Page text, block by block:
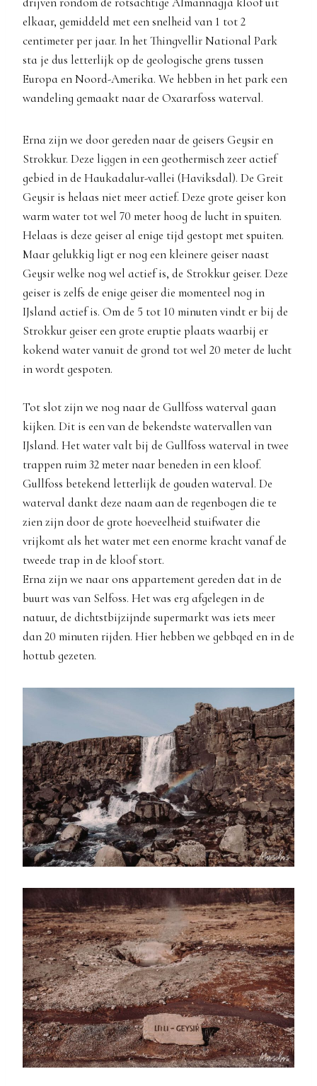
elkaar, gemiddeld met een snelheid van 1 tot 2
centimeter per jaar. In het Thingvellir National Park
sta je dus letterlijk op de geologische grens tussen
Europa en Noord-Amerika. We hebben in het park een
wandeling gemaakt naar de Oxararfoss waterval.
Erna zijn we door gereden naar de geisers Geysir en
Strokkur. Deze liggen in een geothermisch zeer actief
gebied in de Haukadalur-vallei (Haviksdal). De Greit
Geysir is helaas niet meer actief. Deze grote geiser kon
warm water tot wel 70 meter hoog de lucht in spuiten.
Helaas is deze geiser al enige tijd gestopt met spuiten.
Maar gelukkig ligt er nog een kleinere geiser naast
Geysir welke nog wel actief is, de Strokkur geiser. Deze
geiser is zelfs de enige geiser die momenteel nog in
IJsland actief is. Om de 5 tot 10 minuten vindt er bij de
Strokkur geiser een grote eruptie plaats waarbij er
kokend water vanuit de grond tot wel 20 meter de lucht
in wordt gespoten.
Tot slot zijn we nog naar de Gullfoss waterval gaan
kijken. Dit is een van de bekendste watervallen van
IJsland. Het water valt bij de Gullfoss waterval in twee
trappen ruim 32 meter naar beneden in een kloof.
Gullfoss betekend letterlijk de gouden waterval. De
waterval dankt deze naam aan de regenbogen die te
zien zijn door de grote hoeveelheid stuifwater die
vrijkomt als het water met een enorme kracht vanaf de
tweede trap in de kloof stort.
Erna zijn we naar ons appartement gereden dat in de
buurt was van Selfoss. Het was erg afgelegen in de
natuur, de dichtstbijzijnde supermarkt was iets meer
dan 20 minuten rijden. Hier hebben we gebbqed en in de
hottub gezeten.